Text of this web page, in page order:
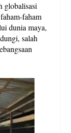
globalisasi
faham
dunia maya,
salah